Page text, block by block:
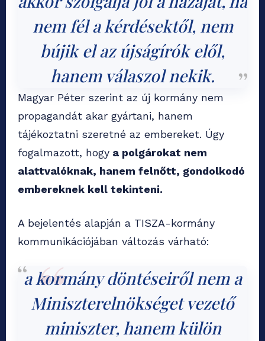
nem fél a kérdésektől, nem
bújik el az újságírók elől,
hanem válaszol nekik.
Magyar Péter szerint az új kormány nem
propagandát akar gyártani, hanem
tájékoztatni szeretné az embereket. Úgy
fogalmazott, hogy a polgárokat nem
alattvalóknak, hanem felnőtt, gondolkodó
embereknek kell tekinteni.
A bejelentés alapján a TISZA-kormány
kommunikációjában változás várható:
a kormány döntéseiről nem a
Miniszterelnökséget vezető
miniszter, hanem külön